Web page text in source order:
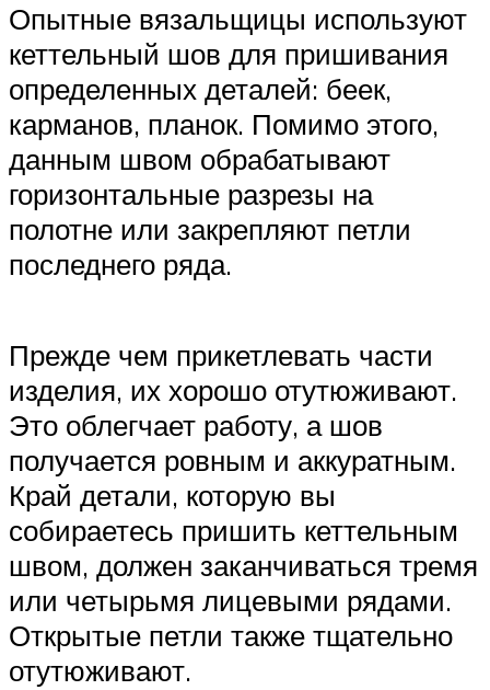
Опытные вязальщицы используют
кеттельный шов для пришивания
определенных деталей: беек,
карманов, планок. Помимо этого,
данным швом обрабатывают
горизонтальные разрезы на
полотне или закрепляют петли
последнего ряда.
Прежде чем прикетлевать части
изделия, их хорошо отутюживают.
Это облегчает работу, а шов
получается ровным и аккуратным.
Край детали, которую вы
собираетесь пришить кеттельным
швом, должен заканчиваться тремя
или четырьмя лицевыми рядами.
Открытые петли также тщательно
отутюживают.